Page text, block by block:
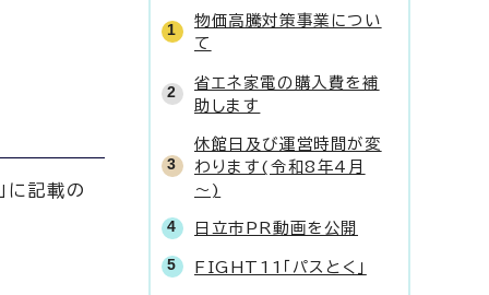
に記載の
物価高騰対策事業につい
て
省エネ家電の購入費を補
助します
休館日及び運営時間が変
わります(令和8年4月
～)
日立市PR動画を公開
FIGHT11「パスとく」